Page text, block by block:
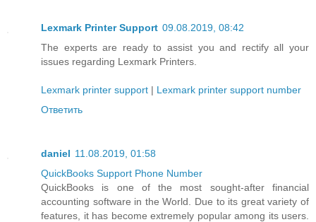
Lexmark Printer Support 09.08.2019, 08:42
The experts are ready to assist you and rectify all your
issues regarding Lexmark Printers.
Lexmark printer support | Lexmark printer support number
Ответить
daniel 11.08.2019, 01:58
QuickBooks Support Phone Number
QuickBooks is one of the most sought-after financial
accounting software in the World. Due to its great variety of
features, it has become extremely popular among its users.